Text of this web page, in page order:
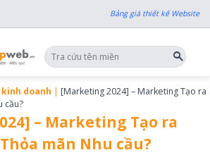
Bảng giá thiết kế Website
doanh | [Marketing 2024] – Marketing Tạo ra
cầu?
– Marketing Tạo ra
mãn Nhu cầu?